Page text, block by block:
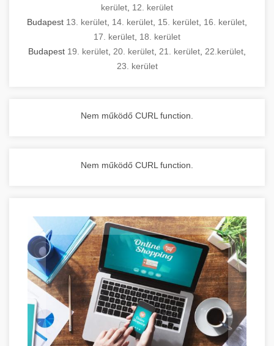
kerület 12. kerület
Budapest 13. kerület 14. kerület 15. kerület 16. kerület
17. kerület 18. kerület
Budapest 19. kerület 20. kerület 21. kerület 22.kerület
23. kerület
Nem működő CURL function.
Nem működő CURL function.